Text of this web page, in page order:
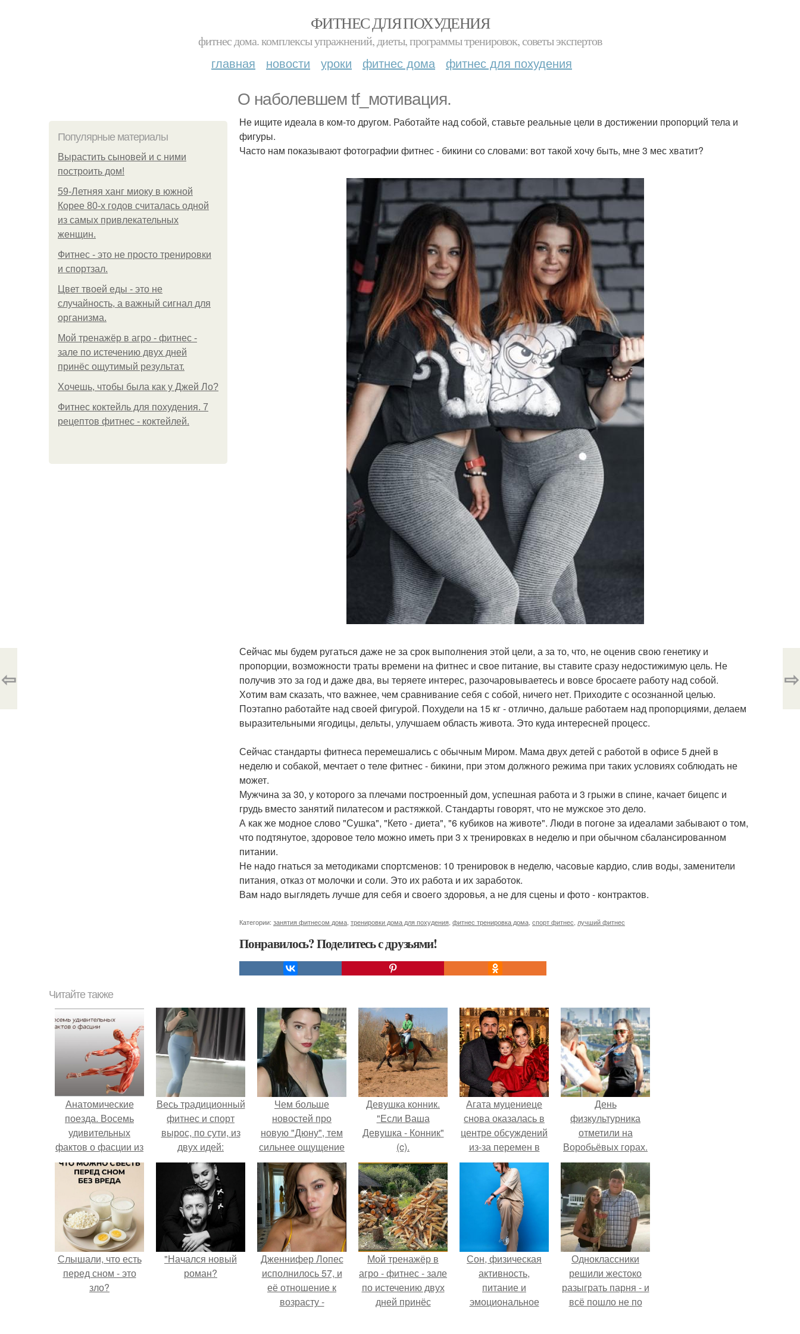
ФИТНЕС ДЛЯ ПОХУДЕНИЯ
фитнес дома. комплексы упражнений, диеты, программы тренировок, советы экспертов
главная новости уроки фитнес дома фитнес для похудения
О наболевшем tf_мотивация.
Популярные материалы
Вырастить сыновей и с ними
построить дом!
59-Летняя ханг миоку в южной
Корее 80-х годов считалась одной
из самых привлекательных
женщин.
Фитнес - это не просто тренировки
и спортзал.
Цвет твоей еды - это не
случайность, а важный сигнал для
организма.
Мой тренажёр в агро - фитнес -
зале по истечению двух дней
принёс ощутимый результат.
Хочешь, чтобы была как у Джей Ло?
Фитнес коктейль для похудения. 7
рецептов фитнес - коктейлей.
Не ищите идеала в ком-то другом. Работайте над собой, ставьте реальные цели в достижении пропорций тела и
фигуры.
Часто нам показывают фотографии фитнес - бикини со словами: вот такой хочу быть, мне 3 мес хватит?
Сейчас мы будем ругаться даже не за срок выполнения этой цели, а за то, что, не оценив свою генетику и
пропорции, возможности траты времени на фитнес и свое питание, вы ставите сразу недостижимую цель. Не
получив это за год и даже два, вы теряете интерес, разочаровываетесь и вовсе бросаете работу над собой.
Хотим вам сказать, что важнее, чем сравнивание себя с собой, ничего нет. Приходите с осознанной целью.
Поэтапно работайте над своей фигурой. Похудели на 15 кг - отлично, дальше работаем над пропорциями, делаем
выразительными ягодицы, дельты, улучшаем область живота. Это куда интересней процесс.
Сейчас стандарты фитнеса перемешались с обычным Миром. Мама двух детей с работой в офисе 5 дней в
неделю и собакой, мечтает о теле фитнес - бикини, при этом должного режима при таких условиях соблюдать не
может.
Мужчина за 30, у которого за плечами построенный дом, успешная работа и 3 грыжи в спине, качает бицепс и
грудь вместо занятий пилатесом и растяжкой. Стандарты говорят, что не мужское это дело.
А как же модное слово "Сушка", "Кето - диета", "6 кубиков на животе". Люди в погоне за идеалами забывают о том,
что подтянутое, здоровое тело можно иметь при 3 х тренировках в неделю и при обычном сбалансированном
питании.
Не надо гнаться за методиками спортсменов: 10 тренировок в неделю, часовые кардио, слив воды, заменители
питания, отказ от молочки и соли. Это их работа и их заработок.
Вам надо выглядеть лучше для себя и своего здоровья, а не для сцены и фото - контрактов.
Категории: занятия фитнесом дома тренировки дома для похудения фитнес тренировка дома спорт фитнес лучший фитнес
Понравилось? Поделитесь с друзьями!
⇦ ⇨
Читайте также
Анатомические
поезда. Восемь
удивительных
фактов о фасции из
книги Томаса
майерса
"Анатомические
Поезда".
Весь традиционный
фитнес и спорт
вырос, по сути, из
двух идей:
подготовка воинов
или охотников и
восстановление
работоспособности.
Чем больше
новостей про
новую "Дюну", тем
сильнее ощущение
- нас снова ждёт
что-то мощное.
Девушка конник.
"Если Ваша
Девушка - Конник"
(c).
Агата муцениеце
снова оказалась в
центре обсуждений
из-за перемен в
личной жизни.
День
физкультурника
отметили на
Воробьёвых горах.
Слышали, что есть
перед сном - это
зло?
"Начался новый
роман?
Дженнифер Лопес
исполнилось 57, и
её отношение к
возрасту -
Мой тренажёр в
агро - фитнес - зале
по истечению двух
дней принёс
Сон, физическая
активность,
питание и
эмоциональное
Одноклассники
решили жестоко
разыграть парня - и
всё пошло не по